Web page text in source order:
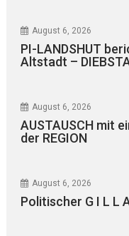
August 6, 2026
PI-LANDSHUT
Altstadt –
August 6, 2026
AUSTAUSCH mit
der REGION
August 6, 2026
Politischer G I L L